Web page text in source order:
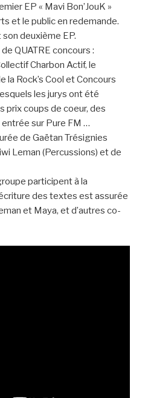
EP « Mavi Bon’JouK »
et le public en redemande.
deuxième EP.
QUATRE concours :
Charbon Actif, le
la Rock’s Cool et Concours
les jurys ont été
prix coups de coeur, des
sur Pure FM …
de Gaëtan Trésignies
Leman (Percussions) et de
participent à la
des textes est assurée
et Maya, et d’autres co-